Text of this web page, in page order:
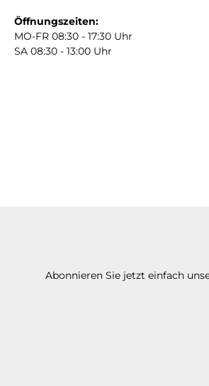
Öffnungszeiten:
MO-FR 08:30 - 17:30 Uhr
SA 08:30 - 13:00 Uhr
Abonnieren Sie jetzt einfach